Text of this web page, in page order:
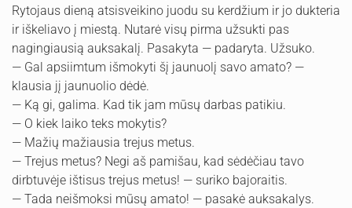
Rytojaus dieną atsisveikino juodu su kerdžium ir jo dukteria
ir iškeliavo į miestą. Nutarė visų pirma užsukti pas
nagingiausią auksakalį. Pasakyta — padaryta. Užsuko.
— Gal apsiimtum išmokyti šį jaunuolį savo amato? —
klausia jį jaunuolio dėdė.
— Ką gi, galima. Kad tik jam mūsų darbas patikiu.
— O kiek laiko teks mokytis?
— Mažių mažiausia trejus metus.
— Trejus metus? Negi aš pamišau, kad sėdėčiau tavo
dirbtuvėje ištisus trejus metus! — suriko bajoraitis.
— Tada neišmoksi mūsų amato! — pasakė auksakalys.